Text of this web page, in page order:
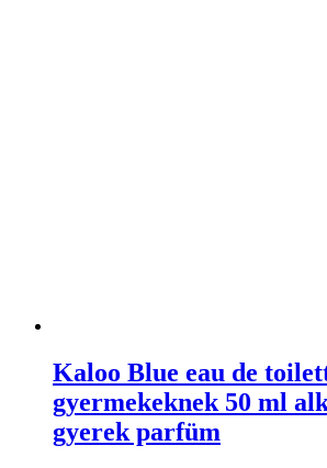
Kaloo Blue eau de
gyermekeknek 50 ml
gyerek parfüm